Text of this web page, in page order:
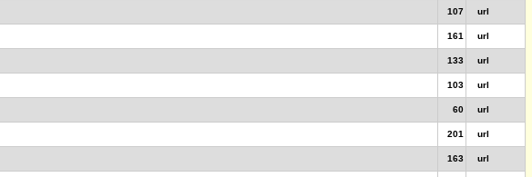
107 url
161 url
133 url
103 url
60 url
201 url
163 url